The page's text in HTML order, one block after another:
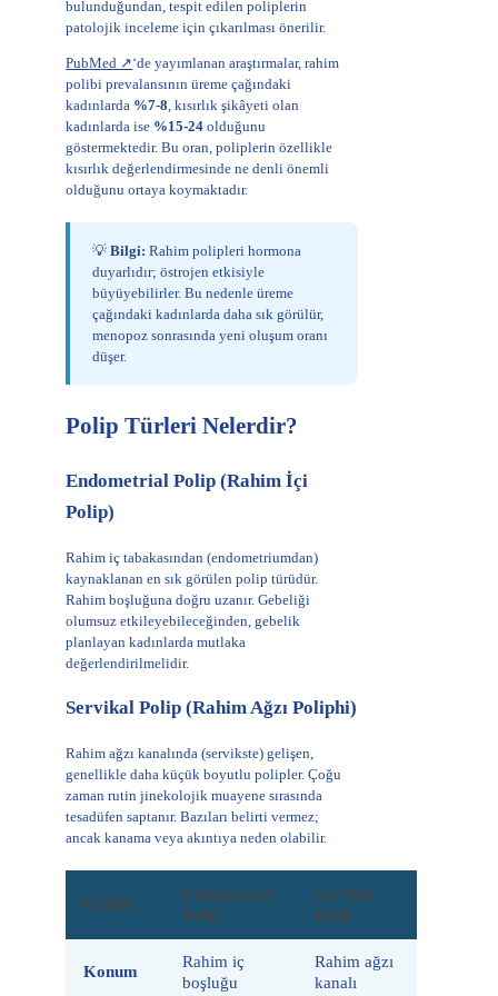
bulunduğundan, tespit edilen poliplerin
patolojik inceleme için çıkarılması önerilir.
PubMed ↗‘de yayımlanan araştırmalar, rahim
polibi prevalansının üreme çağındaki
kadınlarda %7-8, kısırlık şikâyeti olan
kadınlarda ise %15-24 olduğunu
göstermektedir. Bu oran, poliplerin özellikle
kısırlık değerlendirmesinde ne denli önemli
olduğunu ortaya koymaktadır.
💡Bilgi: Rahim polipleri hormona
duyarlıdır; östrojen etkisiyle
büyüyebilirler. Bu nedenle üreme
çağındaki kadınlarda daha sık görülür,
menopoz sonrasında yeni oluşum oranı
düşer.
Polip Türleri Nelerdir?
Endometrial Polip (Rahim İçi
Polip)
Rahim iç tabakasından (endometriumdan)
kaynaklanan en sık görülen polip türüdür.
Rahim boşluğuna doğru uzanır. Gebeliği
olumsuz etkileyebileceğinden, gebelik
planlayan kadınlarda mutlaka
değerlendirilmelidir.
Servikal Polip (Rahim Ağzı Poliphi)
Rahim ağzı kanalında (servikste) gelişen,
genellikle daha küçük boyutlu polipler. Çoğu
zaman rutin jinekolojik muayene sırasında
tesadüfen saptanır. Bazıları belirti vermez;
ancak kanama veya akıntıya neden olabilir.
Özellik
Endometrial
Polip
Servikal
Polip
Konum
Rahim iç
boşluğu
Rahim ağzı
kanalı